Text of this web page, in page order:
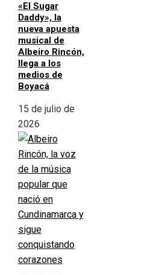
«El Sugar
Daddy», la
nueva apuesta
musical de
Albeiro Rincón,
llega a los
medios de
Boyacá
15 de julio de
2026